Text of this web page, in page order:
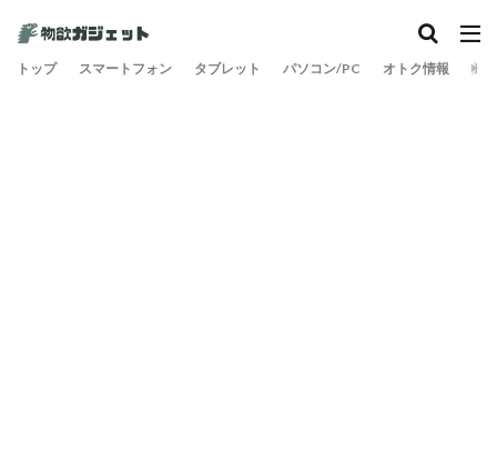
トップ スマートフォン タブレット パソコン/PC オトク情報 旅